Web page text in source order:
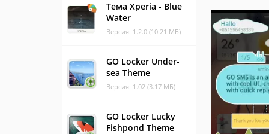
Тема Xperia - Blue
Water
Версия: 1.2.0 (10.21 МБ)
GO Locker Under-
sea Theme
Версия: 1.02 (3.17 МБ)
GO Locker Lucky
Fishpond Theme